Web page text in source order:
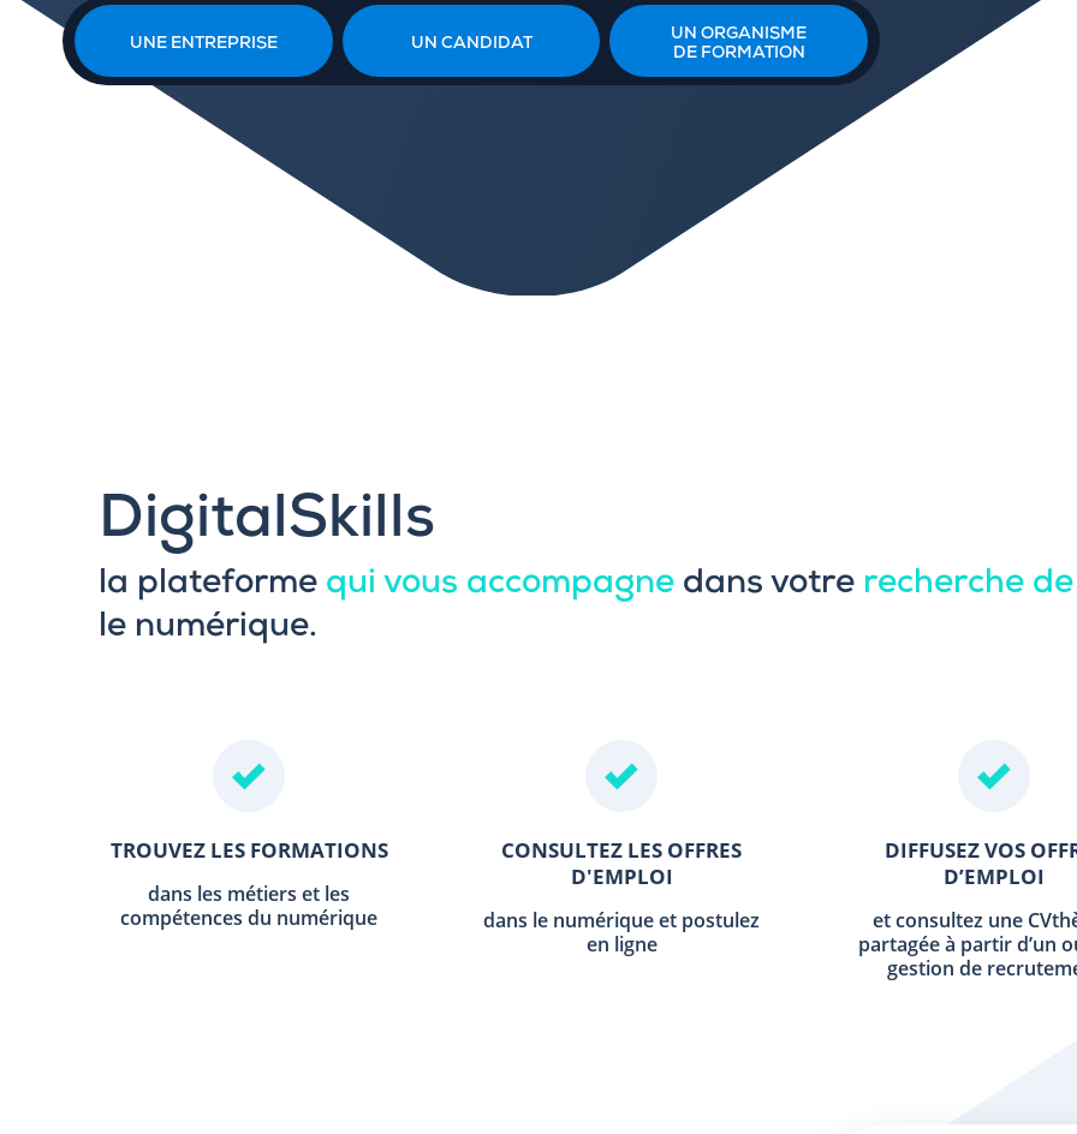
UNE ENTREPRISE UN CANDIDAT
UN ORGANISME
DE FORMATION
DigitalSkills
la plateforme qui vous accompagne dans votre recherche
le numérique.
TROUVEZ LES FORMATIONS
dans les métiers et les
compétences du numérique
CONSULTEZ LES OFFRES
D'EMPLOI
dans le numérique et postulez
en ligne
DIFFUSEZ VOS
D’EMPLOI
et consultez une
partagée à partir d’un
gestion de